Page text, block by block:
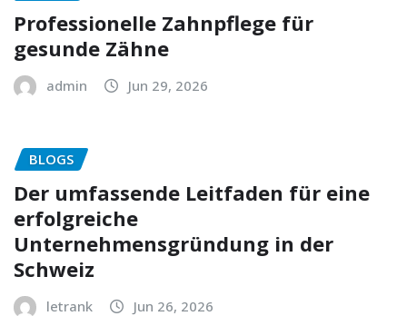
Professionelle Zahnpflege für
gesunde Zähne
admin Jun 29, 2026
BLOGS
Der umfassende Leitfaden für eine
erfolgreiche
Unternehmensgründung in der
Schweiz
letrank Jun 26, 2026